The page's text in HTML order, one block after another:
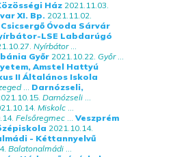
Ház 2021.11.03.
XI. Bp. 2021.11.02.
Óvoda Sárvár
LSE Labdarúgó
Nyírbátor...
Győr 2021.10.22. Győr...
Amstel Hattyú
II Általános Iskola
... Darnózseli,
Darnózseli ...
Miskolc ...
Felsőregmec ... Veszprém
2021.10.14.
- Kéttannyelvű
Balatonalmádi ...